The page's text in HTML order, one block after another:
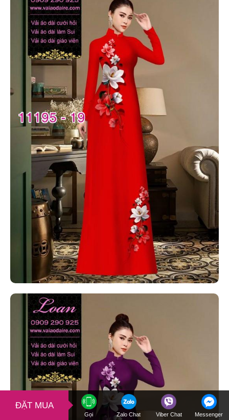
ĐẶT MUA
Gọi Zalo Chat Viber Chat Messenger